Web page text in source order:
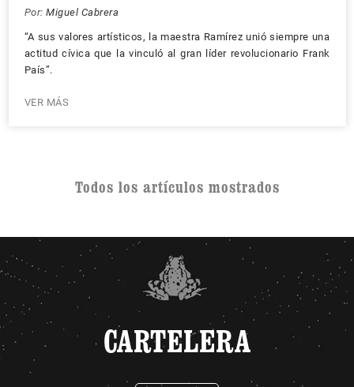
Por: Miguel Cabrera
“A sus valores artísticos, la maestra Ramírez unió siempre una
actitud cívica que la vinculó al gran líder revolucionario Frank
País”.
VER MÁS
Todos los artículos mostrados
CARTELERA